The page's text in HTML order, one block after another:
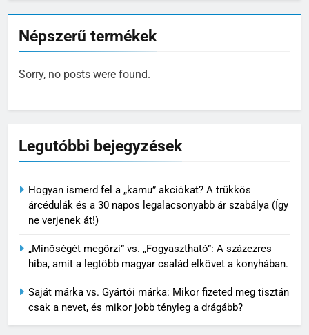
Népszerű termékek
Sorry, no posts were found.
Legutóbbi bejegyzések
Hogyan ismerd fel a „kamu” akciókat? A trükkös
árcédulák és a 30 napos legalacsonyabb ár szabálya (Így
ne verjenek át!)
„Minőségét megőrzi” vs. „Fogyasztható”: A százezres
hiba, amit a legtöbb magyar család elkövet a konyhában.
Saját márka vs. Gyártói márka: Mikor fizeted meg tisztán
csak a nevet, és mikor jobb tényleg a drágább?